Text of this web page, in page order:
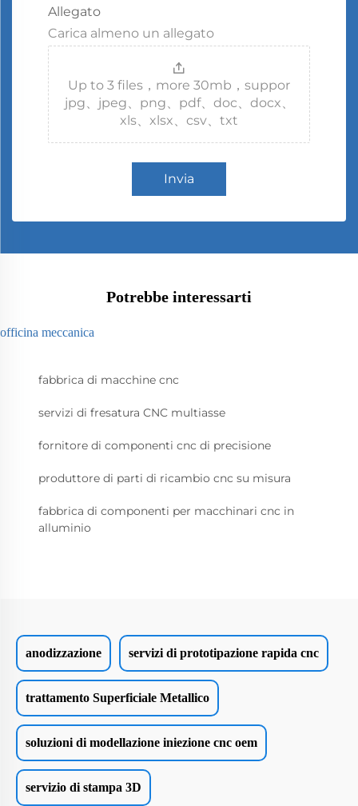
Allegato
Carica almeno un allegato
Up to 3 files，more 30mb，suppor
jpg、jpeg、png、pdf、doc、docx、
xls、xlsx、csv、txt
Invia
Potrebbe interessarti
officina meccanica
fabbrica di macchine cnc
servizi di fresatura CNC multiasse
fornitore di componenti cnc di precisione
produttore di parti di ricambio cnc su misura
fabbrica di componenti per macchinari cnc in
alluminio
anodizzazione servizi di prototipazione rapida cnc
trattamento Superficiale Metallico
soluzioni di modellazione iniezione cnc oem
servizio di stampa 3D